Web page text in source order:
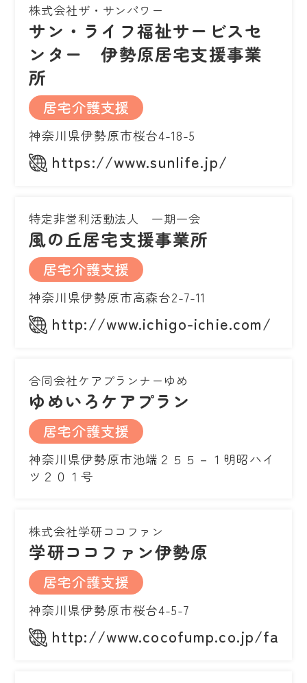
株式会社ザ・サンパワー
サン・ライフ福祉サービスセ
ンター 伊勢原居宅支援事業
所
居宅介護支援
神奈川県伊勢原市桜台4-18-5
https://www.sunlife.jp/
特定非営利活動法人 一期一会
風の丘居宅支援事業所
居宅介護支援
神奈川県伊勢原市高森台2-7-11
http://www.ichigo-ichie.com/
合同会社ケアプランナーゆめ
ゆめいろケアプラン
居宅介護支援
神奈川県伊勢原市池端２５５－１明昭ハイ
ツ２０１号
株式会社学研ココファン
学研ココファン伊勢原
居宅介護支援
神奈川県伊勢原市桜台4-5-7
http://www.cocofump.co.jp/